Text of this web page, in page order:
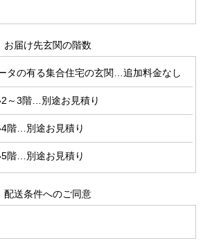
お届け先玄関の階数
タの有る集合住宅の玄関…追加料金なし
～3階…別途お見積り
階…別途お見積り
階…別途お見積り
配送条件へのご同意